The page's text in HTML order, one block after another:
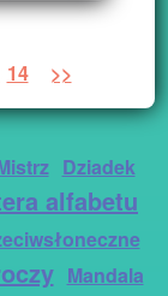
14 >>
Dziadek
alfabetu
Mandala